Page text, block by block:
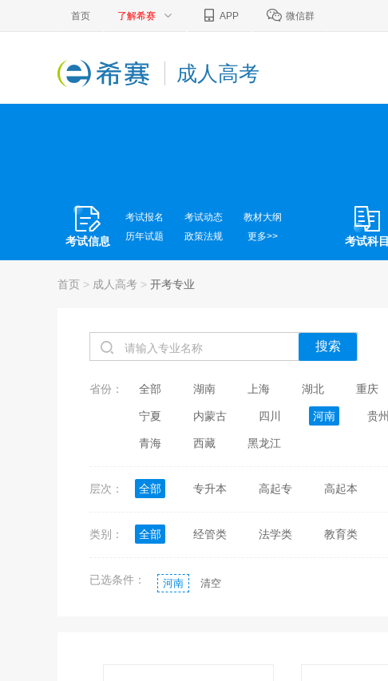
首页 了解希赛 APP 微信群
成人高考
考试信息
考试报名 考试动态
教材大纲
历年试题
政策法规
更多>>
考试科目
首页 > 成人高考 > 开考专业
搜索
省份： 全部 湖南 上海 湖北 重庆
宁夏 内蒙古 四川 河南 贵州
青海 西藏 黑龙江
层次： 全部 专升本 高起专 高起本
类别： 全部 经管类 法学类 教育类
已选条件： 河南 清空